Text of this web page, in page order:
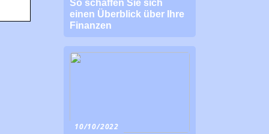
So schaffen Sie sich
einen Überblick über Ihre
Finanzen
10/10/2022